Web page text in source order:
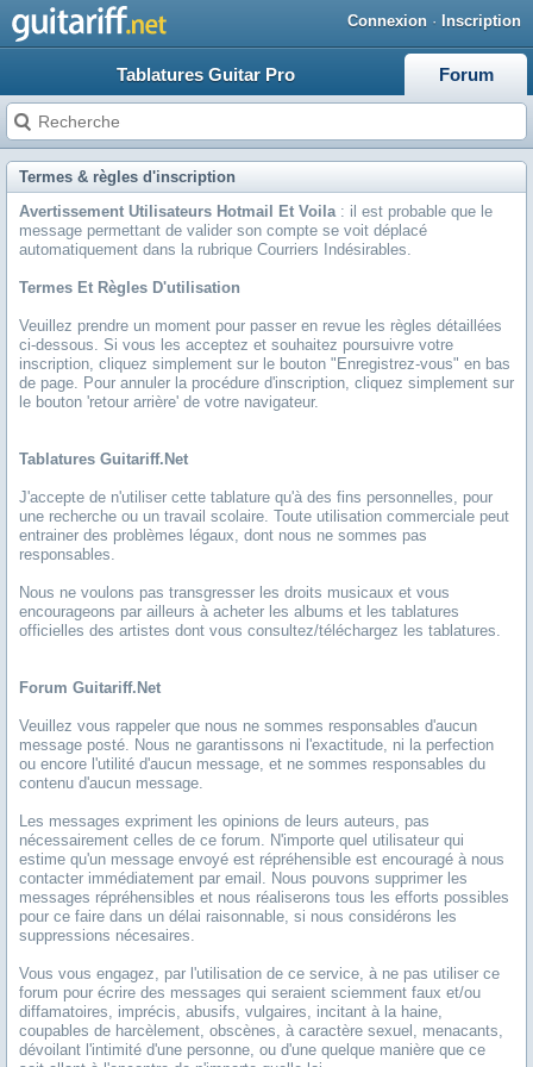
Connexion · Inscription
Tablatures Guitar Pro Forum
Termes & règles d'inscription
Avertissement Utilisateurs Hotmail Et Voila: il est probable que le
message permettant de valider son compte se voit déplacé
automatiquement dans la rubrique Courriers Indésirables.
Termes Et Règles D'utilisation
Veuillez prendre un moment pour passer en revue les règles détaillées
ci-dessous. Si vous les acceptez et souhaitez poursuivre votre
inscription, cliquez simplement sur le bouton "Enregistrez-vous" en bas
de page. Pour annuler la procédure d'inscription, cliquez simplement sur
le bouton 'retour arrière' de votre navigateur.
Tablatures Guitariff.net
J'accepte de n'utiliser cette tablature qu'à des fins personnelles, pour
une recherche ou un travail scolaire. Toute utilisation commerciale peut
entrainer des problèmes légaux, dont nous ne sommes pas
responsables.
Nous ne voulons pas transgresser les droits musicaux et vous
encourageons par ailleurs à acheter les albums et les tablatures
officielles des artistes dont vous consultez/téléchargez les tablatures.
Forum Guitariff.net
Veuillez vous rappeler que nous ne sommes responsables d'aucun
message posté. Nous ne garantissons ni l'exactitude, ni la perfection
ou encore l'utilité d'aucun message, et ne sommes responsables du
contenu d'aucun message.
Les messages expriment les opinions de leurs auteurs, pas
nécessairement celles de ce forum. N'importe quel utilisateur qui
estime qu'un message envoyé est répréhensible est encouragé à nous
contacter immédiatement par email. Nous pouvons supprimer les
messages répréhensibles et nous réaliserons tous les efforts possibles
pour ce faire dans un délai raisonnable, si nous considérons les
suppressions nécesaires.
Vous vous engagez, par l'utilisation de ce service, à ne pas utiliser ce
forum pour écrire des messages qui seraient sciemment faux et/ou
diffamatoires, imprécis, abusifs, vulgaires, incitant à la haine,
coupables de harcèlement, obscènes, à caractère sexuel, menacants,
dévoilant l'intimité d'une personne, ou d'une quelque manière que ce